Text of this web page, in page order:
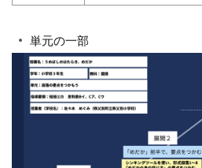
単元の一部